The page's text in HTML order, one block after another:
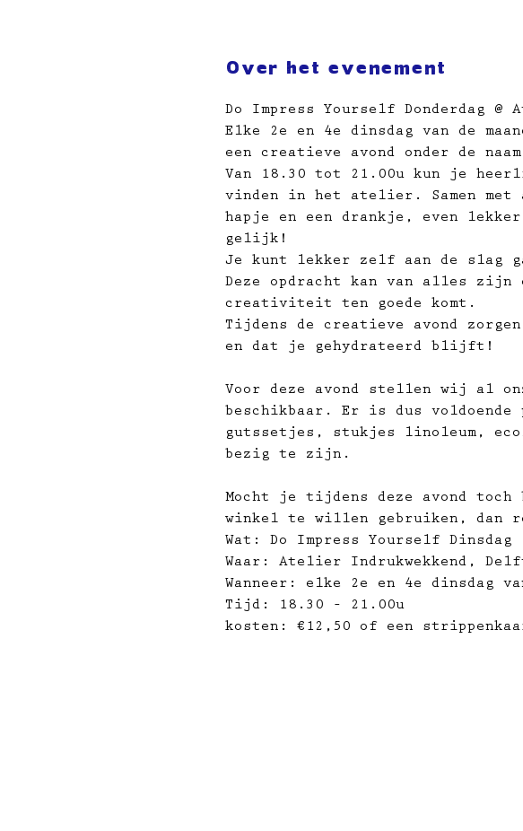
Over het evenement
Do Impress Yourself Donderdag @
Elke 2e en 4e dinsdag van de
een creatieve avond onder de
Van 18.30 tot 21.00u kun je
vinden in het atelier. Samen met
hapje en een drankje, even
gelijk!
Je kunt lekker zelf aan de slag
Deze opdracht kan van alles
creativiteit ten goede komt.
Tijdens de creatieve avond
en dat je gehydrateerd blijft!
Voor deze avond stellen wij al
beschikbaar. Er is dus
gutssetjes, stukjes linoleum,
bezig te zijn.
Mocht je tijdens deze avond toch
winkel te willen gebruiken, dan
Wat: Do Impress Yourself Dinsdag
Waar: Atelier Indrukwekkend,
Wanneer: elke 2e en 4e dinsdag
Tijd: 18.30 – 21.00u
kosten: €12,50 of een